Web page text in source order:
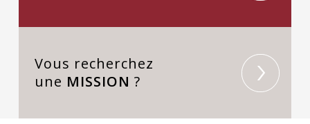
Vous recherchez
une MISSION ?